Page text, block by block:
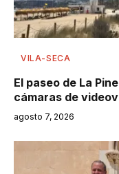
VILA-SECA
El paseo de La
cámaras de
agosto 7, 2026